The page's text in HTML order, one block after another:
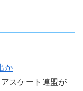
か
スケート連盟が